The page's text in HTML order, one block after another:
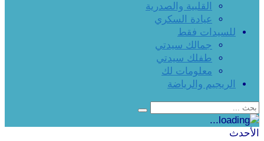
القلبية والصدرية
عيادة السكري
للسيدات فقط
جمالك سيدتي
طفلك سيدتي
معلومات لك
الريجيم والرياضة